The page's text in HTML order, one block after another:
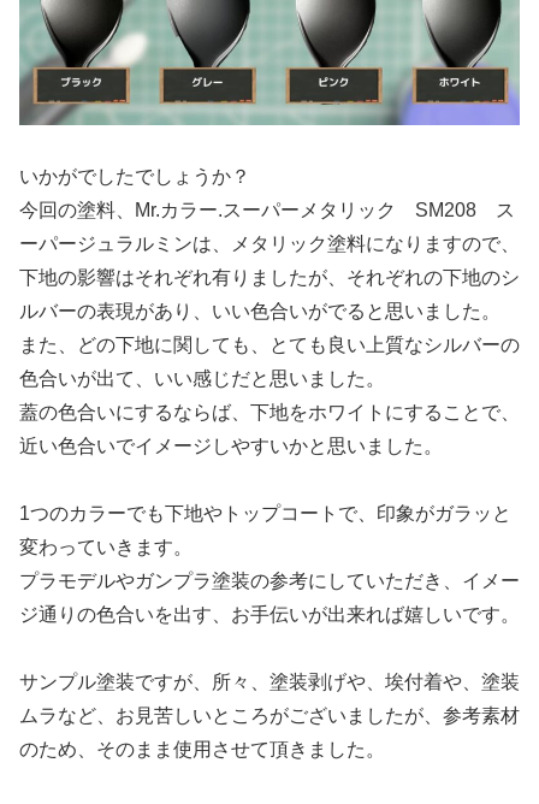
いかがでしたでしょうか？
今回の塗料、Mr.カラー.スーパーメタリック SM208 ス
ーパージュラルミンは、メタリック塗料になりますので、
下地の影響はそれぞれ有りましたが、それぞれの下地のシ
ルバーの表現があり、いい色合いがでると思いました。
また、どの下地に関しても、とても良い上質なシルバーの
色合いが出て、いい感じだと思いました。
蓋の色合いにするならば、下地をホワイトにすることで、
近い色合いでイメージしやすいかと思いました。
1つのカラーでも下地やトップコートで、印象がガラッと
変わっていきます。
プラモデルやガンプラ塗装の参考にしていただき、イメー
ジ通りの色合いを出す、お手伝いが出来れば嬉しいです。
サンプル塗装ですが、所々、塗装剥げや、埃付着や、塗装
ムラなど、お見苦しいところがございましたが、参考素材
のため、そのまま使用させて頂きました。